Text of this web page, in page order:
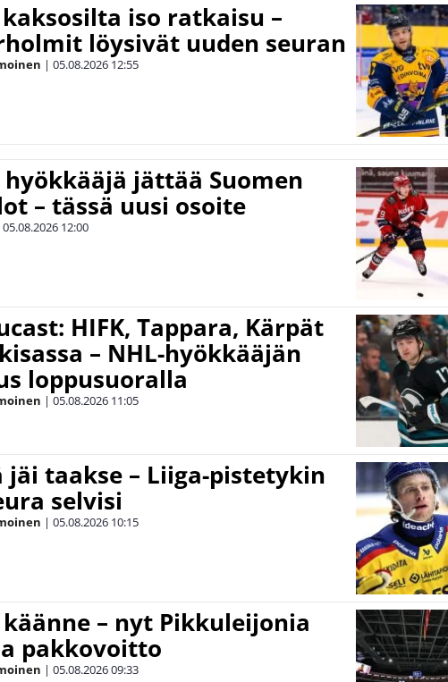
iso ratkaisu –
löysivät uuden seuran
| 05.08.2026 12:55
hyökkääjä jättää Suomen
– tässä uusi osoite
05.08.2026 12:00
HIFK, Tappara, Kärpät
– NHL-hyökkääjän
loppusuoralla
| 05.08.2026 11:05
jäi taakse – Liiga-pistetykin
selvisi
| 05.08.2026 10:15
– nyt Pikkuleijonia
pakkovoitto
| 05.08.202609:33